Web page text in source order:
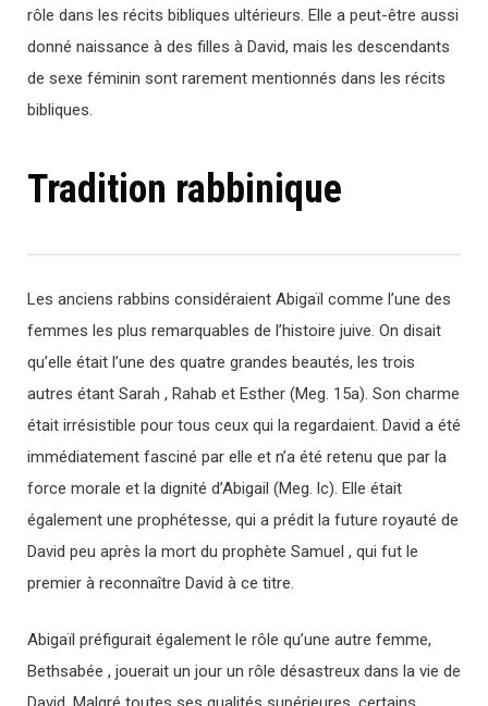
rôle dans les récits bibliques ultérieurs. Elle a peut-être aussi
donné naissance à des filles à David, mais les descendants
de sexe féminin sont rarement mentionnés dans les récits
bibliques.
Tradition rabbinique
Les anciens rabbins considéraient Abigaïl comme l’une des
femmes les plus remarquables de l’histoire juive. On disait
qu’elle était l’une des quatre grandes beautés, les trois
autres étant Sarah , Rahab et Esther (Meg. 15a). Son charme
était irrésistible pour tous ceux qui la regardaient. David a été
immédiatement fasciné par elle et n’a été retenu que par la
force morale et la dignité d’Abigail (Meg. lc). Elle était
également une prophétesse, qui a prédit la future royauté de
David peu après la mort du prophète Samuel , qui fut le
premier à reconnaître David à ce titre.
Abigaïl préfigurait également le rôle qu’une autre femme,
Bethsabée , jouerait un jour un rôle désastreux dans la vie de